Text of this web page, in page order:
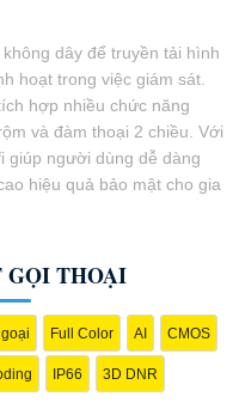
dây để truyền tải hình
hoạt trong việc giám sát.
hợp nhiều chức năng
và đàm thoại 2 chiều. Với
giúp người dùng dễ dàng
hiệu quả bảo mật cho gia
GỌI THOẠI
Full Color AI CMOS
IP66 3D DNR